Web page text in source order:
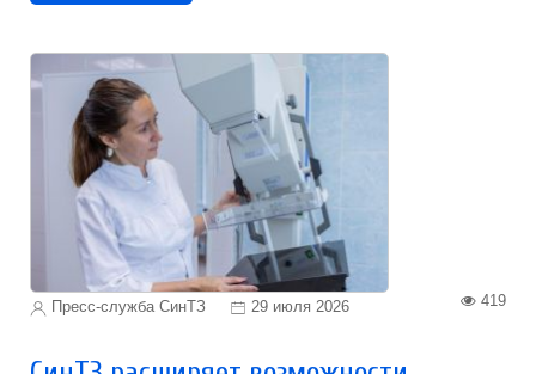
Пресс-служба СинТЗ 29 июля 2026 419